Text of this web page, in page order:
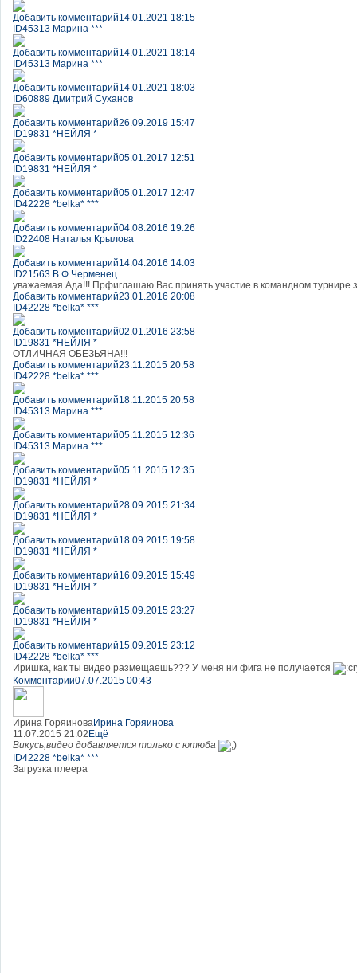
Добавить комментарий14.01.2021 18:15
ID45313 Марина ***
Добавить комментарий14.01.2021 18:14
ID45313 Марина ***
Добавить комментарий14.01.2021 18:03
ID60889 Дмитрий Суханов
Добавить комментарий26.09.2019 15:47
ID19831 *НЕЙЛЯ *
Добавить комментарий05.01.2017 12:51
ID19831 *НЕЙЛЯ *
Добавить комментарий05.01.2017 12:47
ID42228 *belka* ***
Добавить комментарий04.08.2016 19:26
ID22408 Наталья Крылова
Добавить комментарий14.04.2016 14:03
ID21563 В.Ф Черменец
уважаемая Ада!!! Прфиглашаю Вас принять участие в командном
Добавить комментарий23.01.2016 20:08
ID42228 *belka* ***
Добавить комментарий02.01.2016 23:58
ID19831 *НЕЙЛЯ *
ОТЛИЧНАЯ ОБЕЗЬЯНА!!!
Добавить комментарий23.11.2015 20:58
ID42228 *belka* ***
Добавить комментарий18.11.2015 20:58
ID45313 Марина ***
Добавить комментарий05.11.2015 12:36
ID45313 Марина ***
Добавить комментарий05.11.2015 12:35
ID19831 *НЕЙЛЯ *
Добавить комментарий28.09.2015 21:34
ID19831 *НЕЙЛЯ *
Добавить комментарий18.09.2015 19:58
ID19831 *НЕЙЛЯ *
Добавить комментарий16.09.2015 15:49
ID19831 *НЕЙЛЯ *
Добавить комментарий15.09.2015 23:27
ID19831 *НЕЙЛЯ *
Добавить комментарий15.09.2015 23:12
ID42228 *belka* ***
Иришка, как ты видео размещаешь??? У меня ни фига не получается
Комментарии07.07.2015 00:43
Ирина ГоряиноваИрина Горяинова
11.07.2015 21:02 Ещё
Викусь,видео добавляется только с ютюба
ID42228 *belka* ***
Загрузка плеера